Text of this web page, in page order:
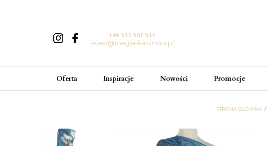
+48 533 501 533
sklep@magia-kaszmiru.pl
Oferta Inspiracje Nowości Promocje
STRONA GŁÓWNA